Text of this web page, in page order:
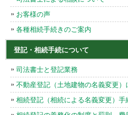
お客様の声
各種相続手続きのご案内
登記・相続手続について
司法書士と登記業務
不動産登記（土地建物の名義変更）
相続登記（相続による名義変更）手